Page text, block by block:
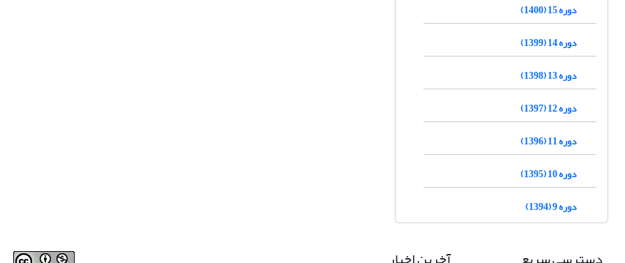
دوره 15 (1400)
دوره 14 (1399)
دوره 13 (1398)
دوره 12 (1397)
دوره 11 (1396)
دوره 10 (1395)
دوره 9 (1394)